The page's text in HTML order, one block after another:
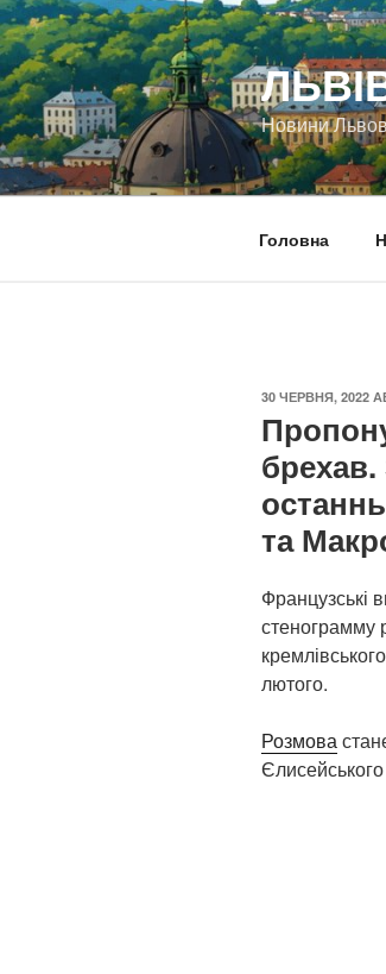
Перейти
до
вмісту
Новини
Головна
ОПУБЛІКОВАНО
30 ЧЕРВНЯ, 2022
та
Французські
стенограмму
лютого.
Розмова